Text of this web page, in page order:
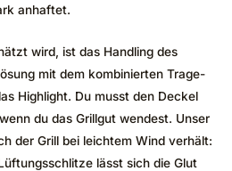
anhaftet.
wird, ist das Handling des
mit dem kombinierten Trage-
Highlight. Du musst den Deckel
du das Grillgut wendest. Unser
der Grill bei leichtem Wind verhält:
lässt sich die Glut